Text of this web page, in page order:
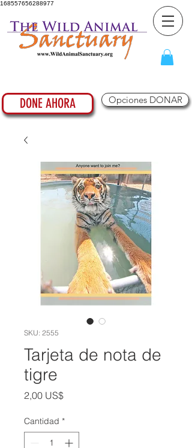
168557656288977
DONE AHORA Opciones DONAR
SKU: 2555
Tarjeta de nota de
tigre
2,00 US$Precio
Cantidad *